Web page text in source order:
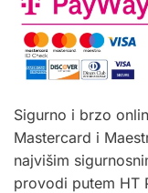
Sigurno i brzo
Mastercard i
najvišim
provodi putem HT